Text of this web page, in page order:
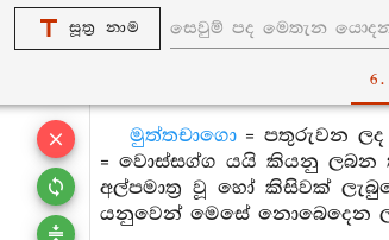
සූත්‍ර නාම
මුත්තචාගො= පතුරුවන ලද
= වොස්සග්ග යයි කියනු
අල්පමාත්‍ර වූ හෝ කිසිවක්
යනුවෙන් මෙසේ නොබෙදෙන